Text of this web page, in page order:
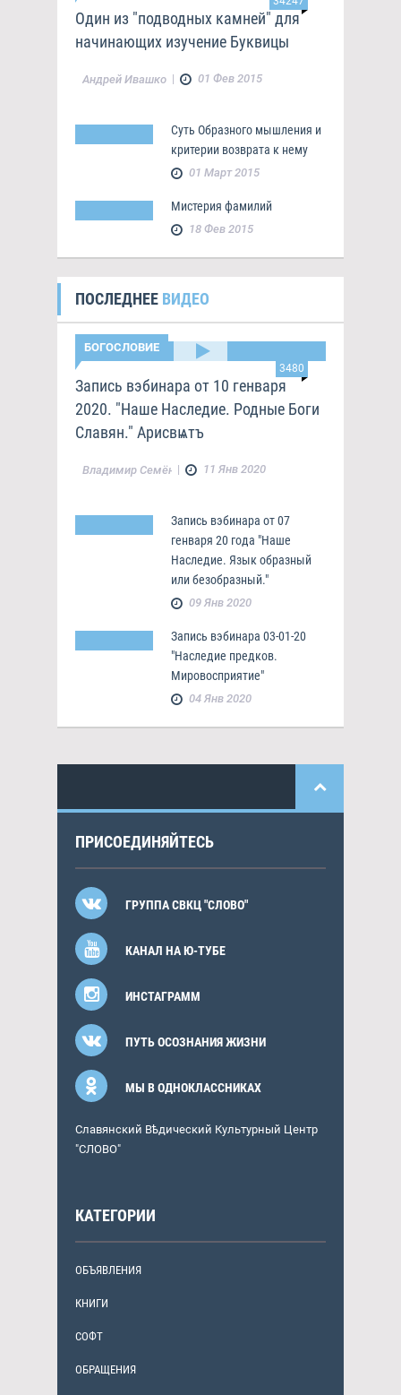
Один из "подводных камней" для
начинающих изучение Буквицы
Андрей Ивашко | 01 Фев 2015
Суть Образного мышления и
критерии возврата к нему
01 Март 2015
Мистерия фамилий
18 Фев 2015
ПОСЛЕДНЕЕ ВИДЕО
3480
БОГОСЛОВИЕ
Запись вэбинара от 10 генваря
2020. "Наше Наследие. Родные Боги
Славян." Арисвѩтъ
Владимир Семёнов
| 11 Янв 2020
Запись вэбинара от 07
генваря 20 года "Наше
Наследие. Язык образный
или безобразный."
09 Янв 2020
Запись вэбинара 03-01-20
"Наследие предков.
Мировосприятие"
04 Янв 2020
ПРИСОЕДИНЯЙТЕСЬ
ГРУППА СВКЦ "СЛОВО"
КАНАЛ НА Ю-ТУБЕ
ИНСТАГРАММ
ПУТЬ ОСОЗНАНИЯ ЖИЗНИ
МЫ В ОДНОКЛАССНИКАХ
Славянский Вѣдический Культурный Центр
"СЛОВО"
КАТЕГОРИИ
ОБЪЯВЛЕНИЯ
КНИГИ
СОФТ
ОБРАЩЕНИЯ